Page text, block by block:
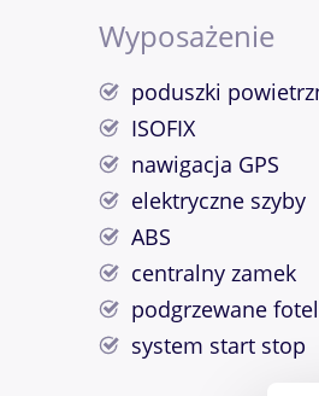
Wyposażenie
poduszki
ISOFIX
nawigacja GPS
elektryczne szyby
ABS
centralny zamek
podgrzewane
system start stop